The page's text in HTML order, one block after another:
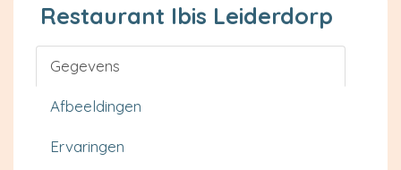
Restaurant Ibis Leiderdorp
Gegevens
Afbeeldingen
Ervaringen